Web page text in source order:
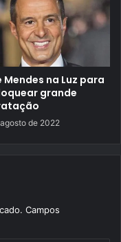
Mendes na Luz para
grande
de 2022
Campos